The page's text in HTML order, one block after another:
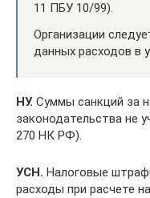
11 ПБУ 10/99).
Организации
данных расходов в
НУ. Суммы санкций за
законодательства не
270 НК РФ).
УСН. Налоговые
расходы при расчете